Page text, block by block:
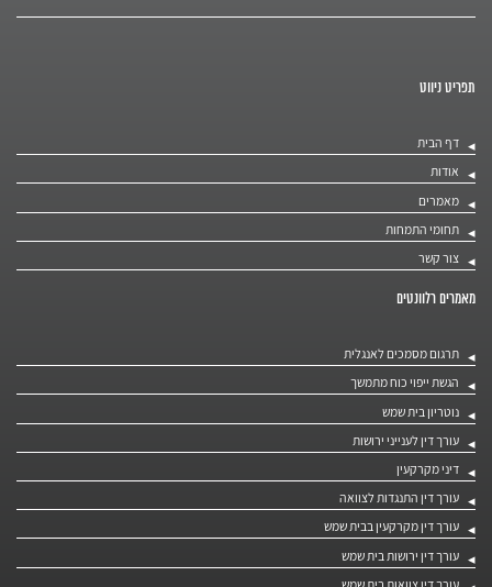
תפריט ניווט
דף הבית
אודות
מאמרים
תחומי התמחות
צור קשר
מאמרים רלוונטים
תרגום מסמכים לאנגלית
הגשת ייפוי כוח מתמשך
נוטריון בית שמש
עורך דין לענייני ירושות
דיני מקרקעין
עורך דין התנגדות לצוואה
עורך דין מקרקעין בבית שמש
עורך דין ירושות בית שמש